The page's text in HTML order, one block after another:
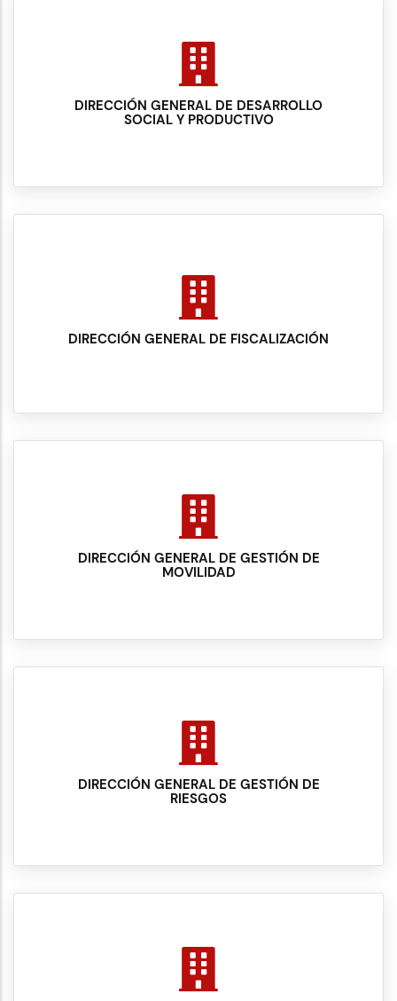
DIRECCIÓN GENERAL DE DESARROLLO
SOCIAL Y PRODUCTIVO
DIRECCIÓN GENERAL DE FISCALIZACIÓN
DIRECCIÓN GENERAL DE GESTIÓN DE
MOVILIDAD
DIRECCIÓN GENERAL DE GESTIÓN DE
RIESGOS